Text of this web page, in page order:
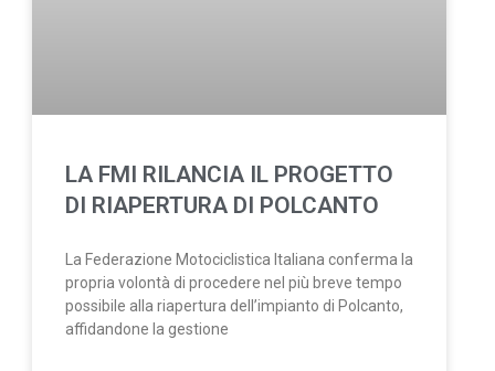
LA FMI RILANCIA IL PROGETTO
DI RIAPERTURA DI POLCANTO
La Federazione Motociclistica Italiana conferma la
propria volontà di procedere nel più breve tempo
possibile alla riapertura dell’impianto di Polcanto,
affidandone la gestione